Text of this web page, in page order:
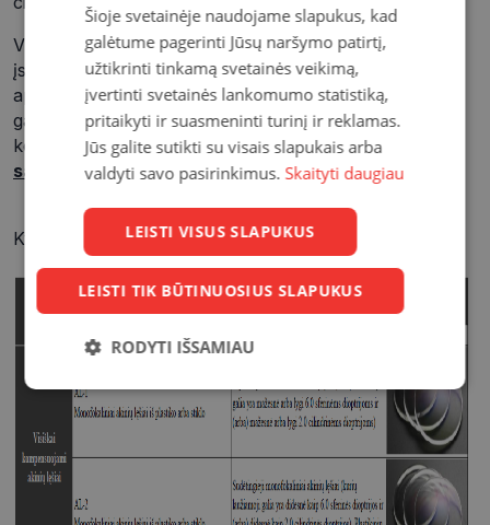
VISION EXPRESS optikos salonuose taip pat galima
įsigyti ir kompensuojamus klausos
aparatus. Daugiau informacijos apie kompensacijas
galite teirautis savo šeimos gydytojo arba
konsultantųartimiausiameVISION EXPRESS optikos
salone
Kviečiame apsilankyti!
Šioje svetainėje naudojame slapukus, kad
galėtume pagerinti Jūsų naršymo patirtį,
užtikrinti tinkamą svetainės veikimą,
įvertinti svetainės lankomumo statistiką,
pritaikyti ir suasmeninti turinį ir reklamas.
Jūs galite sutikti su visais slapukais arba
valdyti savo pasirinkimus. Skaityti daugiau
LEISTI VISUS SLAPUKUS
LEISTI TIK BŪTINUOSIUS SLAPUKUS
RODYTI IŠSAMIAU
Būtinieji
slapukai
Statistikos
slapukai
Rinkodaros
slapukai
slapukai
Neklasifikuoti
slapukai